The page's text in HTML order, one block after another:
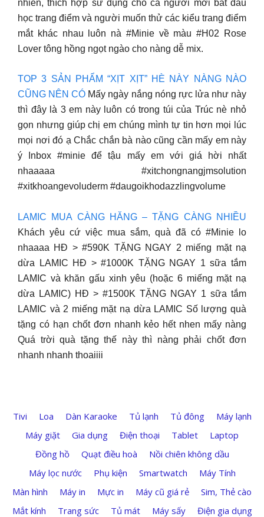
nhiên, thích hợp sử dụng cho cả người mới bắt đầu
học trang điểm và người muốn thử các kiểu trang điểm
mắt khác nhau luôn nà #Minie về màu #H02 Rose
Lover tông hồng ngọt ngào cho nàng dễ mix.
TOP 3 SẢN PHẨM “XỊT XỊT” HÈ NÀY NÀNG NÀO
CŨNG NÊN CÓ Mấy ngày nắng nóng rực lửa như này
thì đây là 3 em này luôn có trong túi của Trúc nè nhỏ
gọn nhưng giúp chị em chúng mình tự tin hơn mọi lúc
mọi nơi đó ạ Chắc chắn bà nào cũng cần mấy em này
ý Inbox #minie để tậu mấy em với giá hời nhất
nhaaaaa #xitchongnangjmsolution
#xitkhoangevoluderm #daugoikhodazzlingvolume
LAMIC MUA CÀNG HĂNG – TẶNG CÀNG NHIỀU
Khách yêu cứ việc mua sắm, quà đã có #Minie lo
nhaaaa HĐ > #590K TẶNG NGAY 2 miếng mặt nạ
dừa LAMIC HĐ > #1000K TẶNG NGAY 1 sữa tắm
LAMIC và khăn gấu xinh yêu (hoặc 6 miếng mặt nạ
dừa LAMIC) HĐ > #1500K TẶNG NGAY 1 sữa tắm
LAMIC và 2 miếng mặt nạ dừa LAMIC Số lượng quà
tặng có hạn chốt đơn nhanh kẻo hết nhen mấy nàng
Quá trời quà tặng thế này thì nàng phải chốt đơn
nhanh nhanh thoaiiii ️
Tivi Loa Dàn Karaoke Tủ lạnh Tủ đông
Máy lạnh
Máy giặt
Gia dụng Điện thoại Tablet
Laptop
Đồng hồ
Quạt điều hoà
Nồi chiên không dầu
Máy lọc nước
Phụ kiện Smartwatch
Máy Tính
Màn hình
Máy in Mực in Máy cũ giá rẻ
Sim, Thẻ cào
Mắt kính
Trang sức Tủ mát Máy sấy
Điện gia dụng